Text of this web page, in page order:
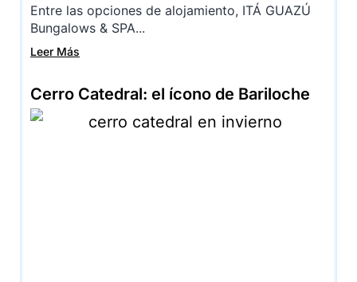
Entre las opciones de alojamiento, ITÁ GUAZÚ
Bungalows & SPA...
Leer Más
Cerro Catedral: el ícono de Bariloche